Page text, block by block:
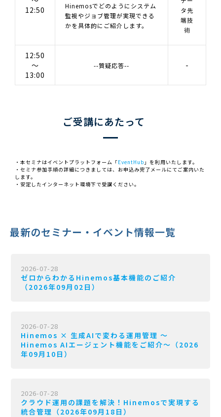
12:50
タ先
端技
術
Hinemosでどのようにシステム
監視やジョブ管理が実現できる
かを具体的にご紹介します。
12:50
～
13:00
--質疑応答-- -
ご受講にあたって
・本セミナはイベントプラットフォーム「EventHub 」を利用いたします。
・セミナ参加手順の詳細につきましては、お申込み完了メールにてご案内いた
します。
・安定したインターネット環境下で受講ください。
最新のセミナー・イベント情報一覧
2026-07-28
ゼロからわかるHinemos基本機能のご紹介
（2026年09月02日）
2026-07-28
Hinemos × 生成AIで変わる運用管理 〜
Hinemos AIエージェント機能をご紹介〜（2026
年09月10日）
2026-07-28
クラウド運用の課題を解決！Hinemosで実現する
統合管理（2026年09月18日）